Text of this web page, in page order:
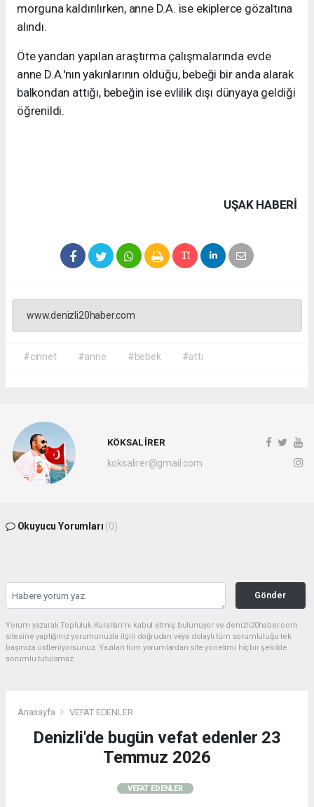
morguna kaldırılırken, anne D.A. ise ekiplerce gözaltına
alındı.
Öte yandan yapılan araştırma çalışmalarında evde
anne D.A.'nın yakınlarının olduğu, bebeği bir anda alarak
balkondan attığı, bebeğin ise evlilik dışı dünyaya geldiği
öğrenildi.
UŞAK HABERİ
www.denizli20haber.com
#cinnet #anne #bebek #attı
KÖKSAL İRER
koksalirer@gmail.com
Okuyucu Yorumları (0)
Gönder
Yorum yazarak Topluluk Kuralları’nı kabul etmiş bulunuyor ve denizli20haber.com
sitesine yaptığınız yorumunuzla ilgili doğrudan veya dolaylı tüm sorumluluğu tek
başınıza üstleniyorsunuz. Yazılan tüm yorumlardan site yönetimi hiçbir şekilde
sorumlu tutulamaz.
Anasayfa VEFAT EDENLER
Denizli'de bugün vefat edenler 23
Temmuz 2026
VEFAT EDENLER